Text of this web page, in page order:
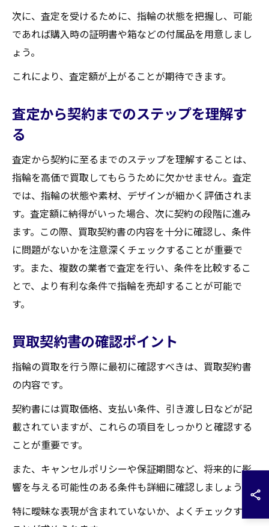
次に、査定を受けるために、指輪の状態を把握し、可能
であれば購入時の証明書や箱などの付属品を用意しまし
ょう。
これにより、査定額が上がることが期待できます。
査定から契約までのステップを理解す
る
査定から契約に至るまでのステップを理解することは、
指輪を高価で買取してもらうために欠かせません。査定
では、指輪の状態や素材、デザインが細かく評価されま
す。査定額に納得がいった場合、次に契約の段階に進み
ます。この際、買取契約書の内容を十分に確認し、条件
に問題がないかを注意深くチェックすることが重要で
す。また、複数の業者で査定を行い、条件を比較するこ
とで、より有利な条件で指輪を売却することが可能で
す。
買取契約書の確認ポイント
指輪の買取を行う際に最初に確認すべきは、買取契約書
の内容です。
契約書には買取価格、支払い条件、引き渡し日などが記
載されていますが、これらの項目をしっかりと確認する
ことが重要です。
また、キャンセルポリシーや保証期間など、将来的に影
響を与える可能性のある条件も詳細に確認しましょう。
特に曖昧な表現が含まれていないか、よくチェックする